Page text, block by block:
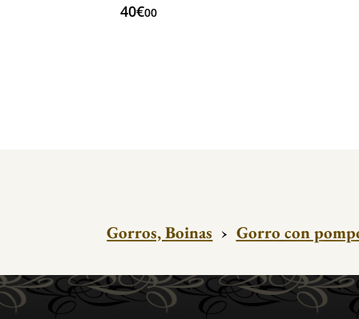
40€00
Gorros, Boinas › Gorro con